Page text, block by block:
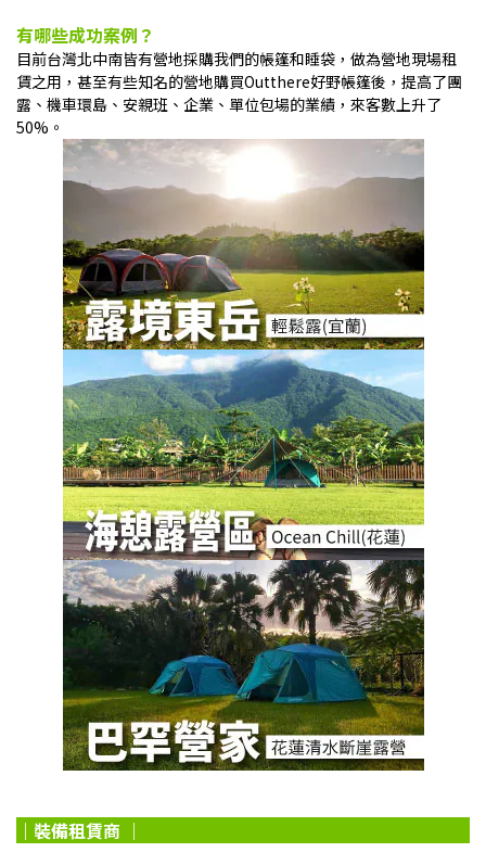
有哪些成功案例？
目前台灣北中南皆有營地採購我們的帳篷和睡袋，做為營地現場租
賃之用，甚至有些知名的營地購買Outthere好野帳篷後，提高了團
露、機車環島、安親班、企業、單位包場的業績，來客數上升了
50%。
｜裝備租賃商 ｜